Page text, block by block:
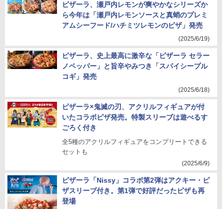
ピザーラ、瀬戸内レモンが爽やかなシリーズか
ら今年は「瀬戸内レモンソースと真蛸のプレミ
アムシーフード/ハチミツレモンのピザ」発売
(2025/6/19)
ピザーラ、史上最高に激辛な「ピザーラ セラー
ノペッパー」と旨辛やみつき「スパイシープル
コギ」発売
(2025/6/18)
ピザーラ×鬼滅の刃、アクリルフィギュアが付
いたコラボピザ発売。特製スリーブは遊べるす
ごろく付き
全5種のアクリルフィギュアをコンプリートできる
セットも
(2025/6/9)
ピザーラ「Nissy」コラボ第2弾はアクキー・ピ
ザスリーブ付き。第1弾で好評だったピザも再
登場